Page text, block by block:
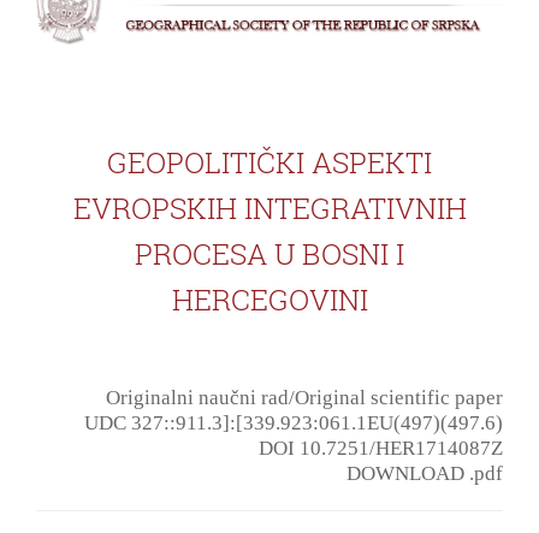
GEOPOLITIČKI ASPEKTI
EVROPSKIH INTEGRATIVNIH
PROCESA U BOSNI I
HERCEGOVINI
Originalni naučni rad/Original scientific paper
UDC 327::911.3]:[339.923:061.1EU(497)(497.6)
DOI 10.7251/HER1714087Z
DOWNLOAD .pdf